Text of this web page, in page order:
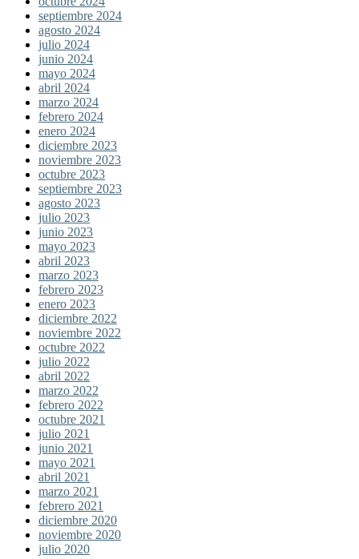
septiembre 2024
agosto 2024
julio 2024
junio 2024
mayo 2024
abril 2024
marzo 2024
febrero 2024
enero 2024
diciembre 2023
noviembre 2023
octubre 2023
septiembre 2023
agosto 2023
julio 2023
junio 2023
mayo 2023
abril 2023
marzo 2023
febrero 2023
enero 2023
diciembre 2022
noviembre 2022
octubre 2022
julio 2022
abril 2022
marzo 2022
febrero 2022
octubre 2021
julio 2021
junio 2021
mayo 2021
abril 2021
marzo 2021
febrero 2021
diciembre 2020
noviembre 2020
julio 2020